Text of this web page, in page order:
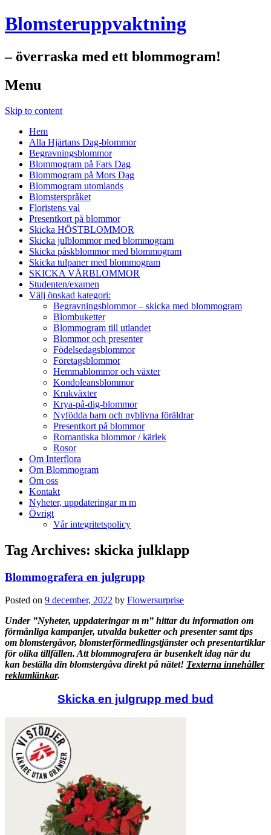
Blomsteruppvaktning
– överraska med ett blommogram!
Menu
Skip to content
Hem
Alla Hjärtans Dag-blommor
Begravningsblommor
Blommogram på Fars Dag
Blommogram på Mors Dag
Blommogram utomlands
Blomsterspråket
Floristens val
Presentkort på blommor
Skicka HÖSTBLOMMOR
Skicka julblommor med blommogram
Skicka påskblommor med blommogram
Skicka tulpaner med blommogram
SKICKA VÅRBLOMMOR
Studenten/examen
Välj önskad kategori:
Begravningsblommor – skicka med blommogram
Blombuketter
Blommogram till utlandet
Blommor och presenter
Födelsedagsblommor
Företagsblommor
Hemmablommor och växter
Kondoleansblommor
Krukväxter
Krya-på-dig-blommor
Nyfödda barn och nyblivna föräldrar
Presentkort på blommor
Romantiska blommor / kärlek
Rosor
Om Interflora
Om Blommogram
Om oss
Kontakt
Nyheter, uppdateringar m m
Övrigt
Vår integritetspolicy
Tag Archives: skicka julklapp
Blommografera en julgrupp
Posted on 9 december, 2022 by Flowersurprise
Under ”Nyheter, uppdateringar m m” hittar du information om
förmånliga kampanjer, utvalda buketter och presenter samt tips
om blomstergåvor, blomsterförmedlingstjänster och presentartiklar
för olika tillfällen. Att blommografera är busenkelt idag när du
kan beställa din blomstergåva direkt på nätet! Texterna innehåller
reklamlänkar.
Skicka en julgrupp med bud